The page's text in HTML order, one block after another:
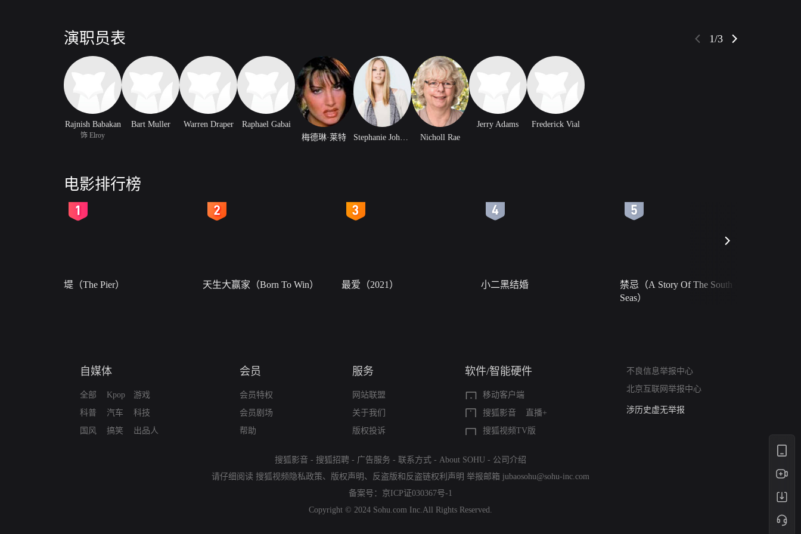
演职员表 1/3
Rajnish Babakan
饰 Elroy
Bart Muller Warren Draper
Raphael Gabai
梅德琳·莱特
Nicholl Rae
Jerry Adams Frederick Vial
电影排行榜
堤（The Pier） 天生大赢家（Born To Win） 最爱（2021） 小二黑结婚
禁忌（A Story Of The South
Seas）
自媒体
全部
科普
国风
Kpop
汽车
搞笑
游戏
科技
出品人
会员
会员特权
会员剧场
帮助
服务
网站联盟
关于我们
版权投诉
软件/智能硬件
移动客户端
搜狐影音
直播+
搜狐视频TV版
不良信息举报中心
北京互联网举报中心
亚运会举报专区
涉历史虚无举报
搜狐影音 - 搜狐招聘 - 广告服务 - 联系方式 - About SOHU - 公司介绍
请仔细阅读 搜狐视频隐私政策、 版权声明 、 反盗版和反盗链权利声明 举报邮箱 jubaosohu@sohu-inc.com
备案号： 京ICP证030367号-1
Copyright © 2024 Sohu.com Inc.All Rights Reserved.